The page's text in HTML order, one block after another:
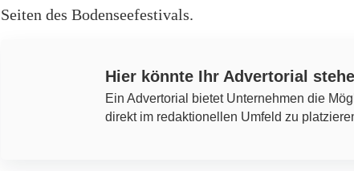
Seiten des Bodenseefestivals.
Hier könnte Ihr Advertorial
Ein Advertorial bietet Unternehmen die
direkt im redaktionellen Umfeld zu